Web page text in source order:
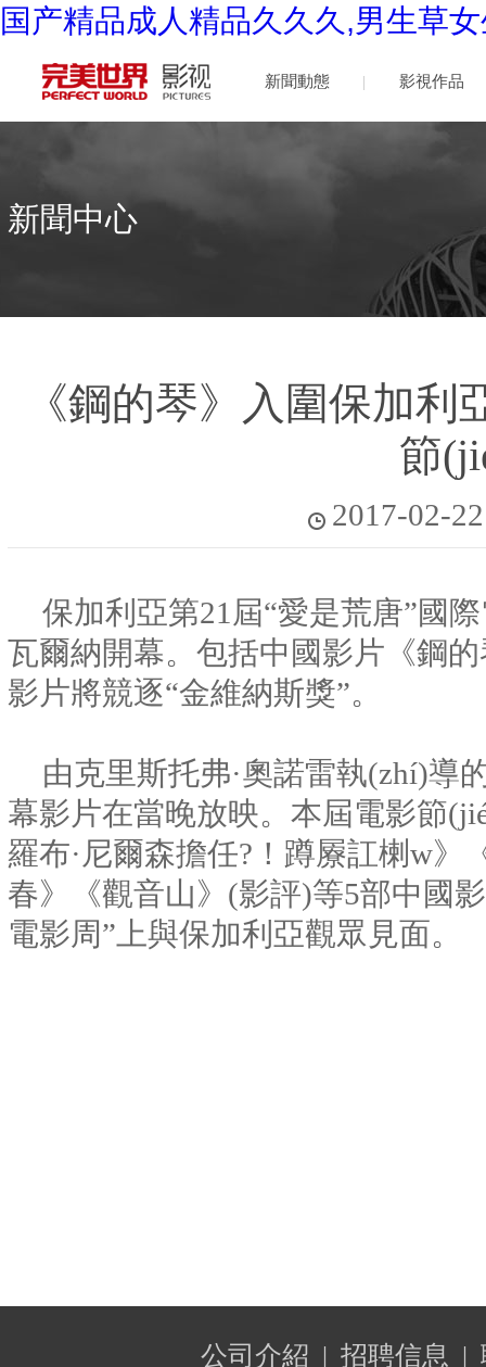
国产精品成人精品久久久,男生草
新聞動態 影視作品
新聞中心
《鋼的琴》入圍保加利
節
2017-02-
保加利亞第21屆“愛是荒唐”國
瓦爾納開幕。包括中國影片《
影片將競逐“金維納斯獎”。
由克里斯托弗·奧諾雷執(zhí)導
幕影片在當晚放映。本屆電影
羅布·尼爾森擔任?！蹲屪訌楋w
春》《觀音山》(影評)等5部中國
電影周”上與保加利亞觀眾見面。
公司介紹 | 招聘信息 |